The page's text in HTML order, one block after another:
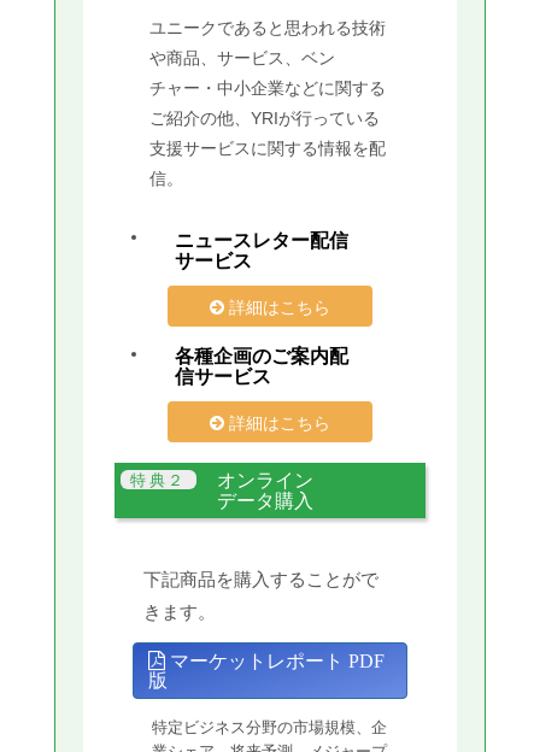
ユニークであると思われる技術
や商品、サービス、ベン
チャー・中小企業などに関する
ご紹介の他、YRIが行っている
支援サービスに関する情報を配
信。
ニュースレター配信
サービス
詳細はこちら
各種企画のご案内配
信サービス
詳細はこちら
オンライン
データ購入
下記商品を購入することがで
きます。
マーケットレポート PDF
版
特定ビジネス分野の市場規模、企